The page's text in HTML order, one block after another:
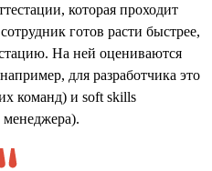
которая проходит
готов расти быстрее,
На ней оцениваются
для разработчика это
команд) и soft skills